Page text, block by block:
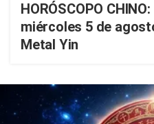
HORÓSCOPO
miércoles 5 de
Metal Yin